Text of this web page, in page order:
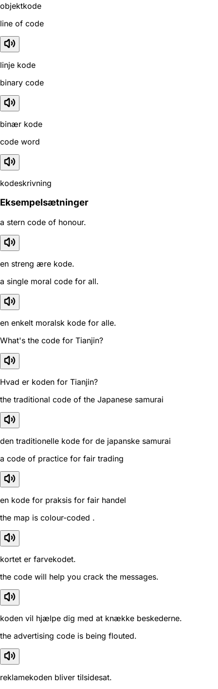
objektkode
line of code
linje kode
binary code
binær kode
code word
kodeskrivning
Eksempelsætninger
a stern code of honour.
en streng ære kode.
a single moral code for all.
en enkelt moralsk kode for alle.
What's the code for Tianjin?
Hvad er koden for Tianjin?
the traditional code of the Japanese samurai
den traditionelle kode for de japanske samurai
a code of practice for fair trading
en kode for praksis for fair handel
the map is colour-coded .
kortet er farvekodet.
the code will help you crack the messages.
koden vil hjælpe dig med at knække beskederne.
the advertising code is being flouted.
reklamekoden bliver tilsidesat.